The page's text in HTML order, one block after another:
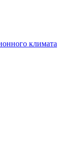
климата